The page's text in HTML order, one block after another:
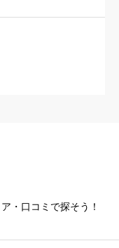
・口コミで探そう！